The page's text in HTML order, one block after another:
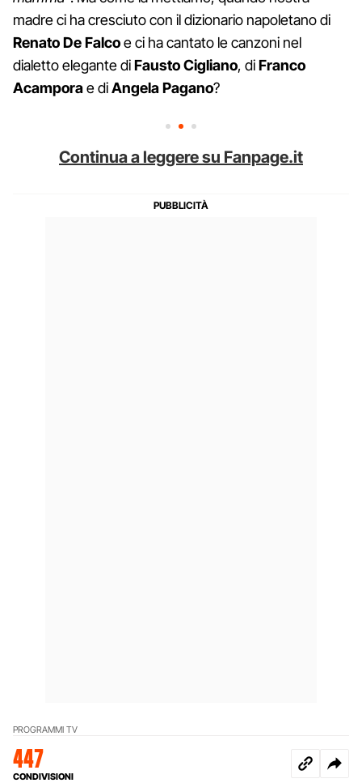
madre ci ha cresciuto con il dizionario napoletano di
RenatoDeFalcoe ci ha cantato le canzoni nel
dialetto elegante diFaustoCigliano, diFranco
Acamporae diAngelaPagano?
Continua a leggere su Fanpage.it
PROGRAMMI TV
447
CONDIVISIONI